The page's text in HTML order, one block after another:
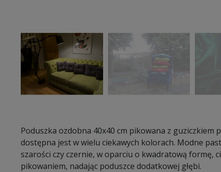
Poduszka ozdobna 40x40 cm pikowana z guziczkiem
dostępna jest w wielu ciekawych kolorach. Modne
szarości czy czernie, w oparciu o kwadratową formę,
pikowaniem, nadając poduszce dodatkowej głębi.